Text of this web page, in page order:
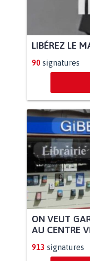
LIBÉREZ LE
90 signatures
ON VEUT
AU CENTRE
913 signatures